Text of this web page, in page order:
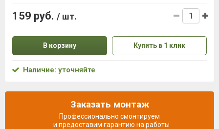
159 руб. / шт.
В корзину Купить в 1 клик
Наличие: уточняйте
Заказать монтаж
Профессионально смонтируем
и предоставим гарантию на работы